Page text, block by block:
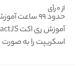
از 0 رأی
حدود 99
اسکریپت را به صورت